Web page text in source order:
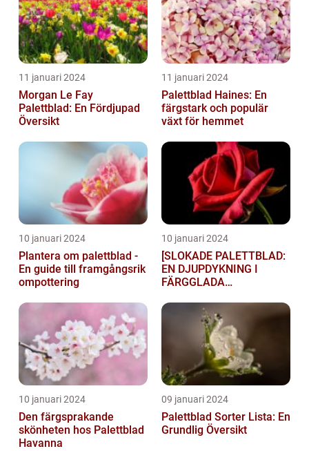
11 januari 2024
Morgan Le Fay
Palettblad: En Fördjupad
Översikt
11 januari 2024
Palettblad Haines: En
färgstark och populär
växt för hemmet
10 januari 2024
Plantera om palettblad -
En guide till framgångsrik
ompottering
10 januari 2024
[SLOKADE PALETTBLAD:
EN DJUPDYKNING I
FÄRGGLADA
UNDERBARA VÄRLD]
10 januari 2024
Den färgsprakande
skönheten hos Palettblad
Havanna
09 januari 2024
Palettblad Sorter Lista: En
Grundlig Översikt